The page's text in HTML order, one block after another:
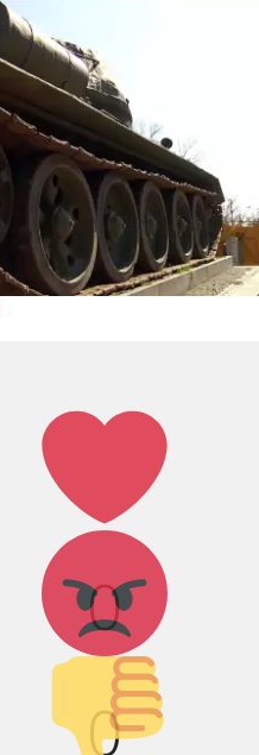
Лайк!
0
Агрессия!
0
Палец